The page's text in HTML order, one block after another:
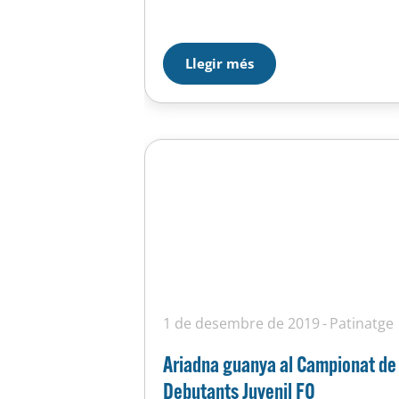
Catalana en Figures Obligatòries,
amb un total de 23 patinadores
Sènior d’arreu del món. Ivet
Figueras, que entrena a l’UE Horta,
Llegir més
1 de desembre de 2019 Patinatge
Ariadna guanya al Campionat de
Debutants Juvenil FO